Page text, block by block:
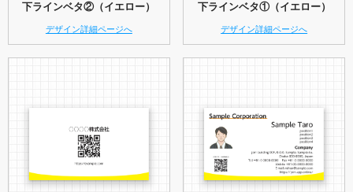
下ラインベタ②（イエロー）
デザイン詳細ページへ
下ラインベタ①（イエロー）
デザイン詳細ページへ